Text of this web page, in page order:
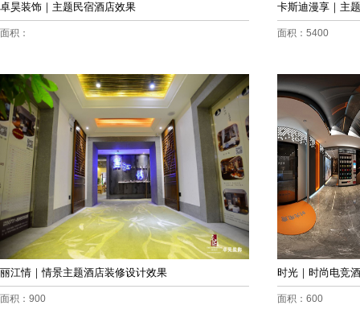
卓昊装饰｜主题民宿酒店效果
面积：
卡斯迪漫享｜主
面积：5400
丽江情｜情景主题酒店装修设计效果
面积：900
时光｜时尚电竞
面积：600